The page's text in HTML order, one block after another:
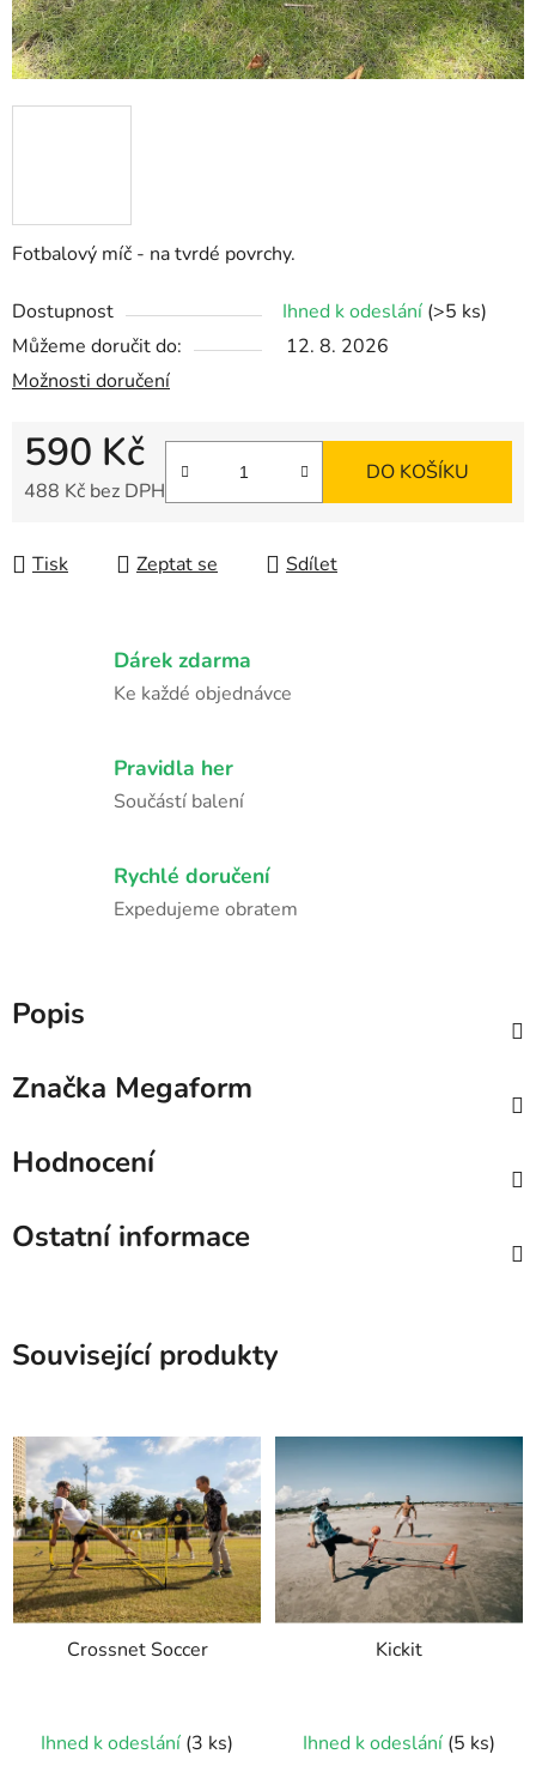
Fotbalový míč - na tvrdé povrchy.
Dostupnost Ihned k odeslání (>5 ks)
Můžeme doručit do:
12. 8. 2026
Možnosti doručení
590 Kč
488 Kč bez DPH
DO KOŠÍKU
Tisk Zeptat se Sdílet
Dárek zdarma
Ke každé objednávce
Pravidla her
Součástí balení
Rychlé doručení
Expedujeme obratem
Popis
Značka Megaform
Hodnocení
Ostatní informace
Související produkty
Crossnet Soccer
Ihned k odeslání (3 ks)
Kickit
hodnocení
Ihned k odeslání (5 ks)